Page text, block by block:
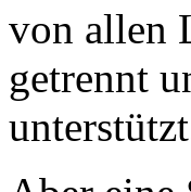
von allen
getrennt